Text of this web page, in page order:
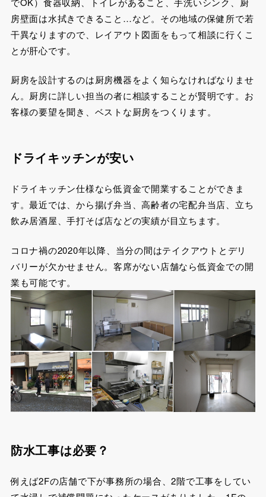
房壁面は水拭きできること…など。その地域の保健所で若
干異なりますので、レイアウト図面をもって相談に行くこ
とが肝心です。
厨房を設計するのは厨房機器をよく知らなければなりませ
ん。厨房に詳しい担当の者に相談することが賢明です。お
客様の要望を聞き、ベストな厨房をつくります。
ドライキッチンが安い
ドライキッチン仕様なら低資金で開業することができま
す。最近では、から揚げ弁当、高齢者の宅配弁当店、立ち
飲み居酒屋、手打そば店などの実績が目立ちます。
コロナ禍の2020年以降、当分の間はテイクアウトとデリ
バリーが欠かせません。客席がない店舗なら低資金での開
業も可能です。
防水工事は必要？
例えば2Fの店舗で下が事務所の場合、2階で工事をしてい